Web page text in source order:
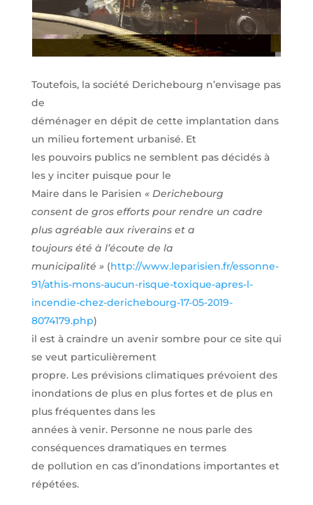
Toutefois, la société Derichebourg n’envisage pas
de
déménager en dépit de cette implantation dans
un milieu fortement urbanisé. Et
les pouvoirs publics ne semblent pas décidés à
les y inciter puisque pour le
Maire dans le Parisien « Derichebourg
consent de gros efforts pour rendre un cadre
plus agréable aux riverains et a
toujours été à l’écoute de la
municipalité »(http://www.leparisien.fr/essonne-
91/athis-mons-aucun-risque-toxique-apres-l-
incendie-chez-derichebourg-17-05-2019-
8074179.php)
il est à craindre un avenir sombre pour ce site qui
se veut particulièrement
propre. Les prévisions climatiques prévoient des
inondations de plus en plus fortes et de plus en
plus fréquentes dans les
années à venir. Personne ne nous parle des
conséquences dramatiques en termes
de pollution en cas d’inondations importantes et
répétées.